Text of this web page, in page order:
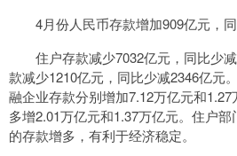
4月份人民币存款增加909亿元，同
住户存款减少7032亿元，同比少
款减少1210亿元，同比少减2346亿元
融企业存款分别增加7.12万亿元和
多增2.01万亿元和1.37万亿元。住户
的存款增多，有利于经济稳定。